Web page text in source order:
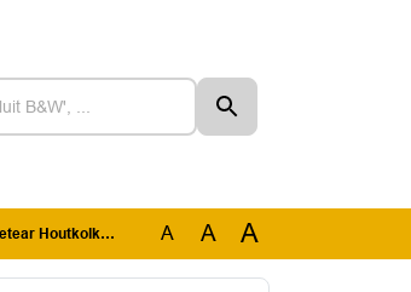
fase 2 def A A A